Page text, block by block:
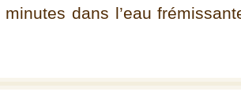
minutes dans l’eau